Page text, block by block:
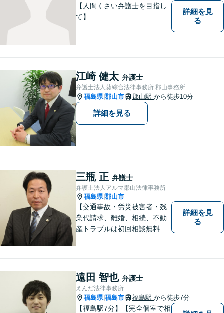
【人間くさい弁護士を目指し
て】
詳細を見
る
江崎 健太 弁護士
弁護士法人葵綜合法律事務所 郡山事務所
福島県|郡山市 郡山駅 から徒歩10分
詳細を見る
三瓶 正 弁護士
弁護士法人アルマ郡山法律事務所
福島県|郡山市
【交通事故・労災被害者・残
業代請求、離婚、相続、不動
産トラブルは初回相談無料】
は着手金0円です。【電話相談
も可能】
詳細を見
る
遠田 智也 弁護士
えんだ法律事務所
福島県|福島市 福島駅 から徒歩7分
【福島駅7分】【完全個室で相